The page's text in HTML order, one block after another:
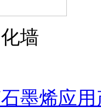
墙
墨烯应